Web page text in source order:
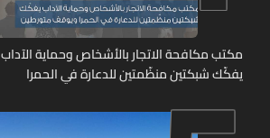
مكتب مكافحة الاتجار بالأشخاص وحماية الآداب
يفكّك شبكتين منظّمتين للدعارة في الحمرا